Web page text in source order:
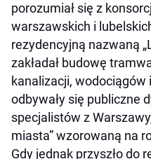
porozumiał się z
warszawskich i
rezydencyjną nazwaną
zakładał budowę
kanalizacji, wodociągów
odbywały się publiczne
specjalistów z
miasta” wzorowaną na
Gdy jednak przyszło do